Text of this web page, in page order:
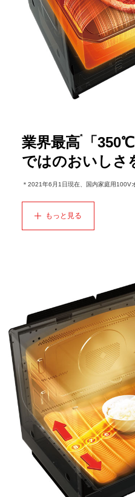
業界最高* 「350℃
ではのおいしさ
＊2021年6月1日現在、国内家庭用100V
もっと見る